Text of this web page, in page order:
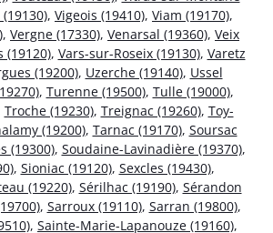
, Vigeois (19410), Viam (19170),
, Vergne (17330), Venarsal (19360), Veix
(19120), Vars-sur-Roseix (19130), Varetz
(19200), Uzerche (19140), Ussel
, Turenne (19500), Tulle (19000),
Troche (19230), Treignac (19260), Toy-
(19200), Tarnac (19170), Soursac
(19300), Soudaine-Lavinadière (19370),
, Sioniac (19120), Sexcles (19430),
(19220), Sérilhac (19190), Sérandon
, Sarroux (19110), Sarran (19800),
, Sainte-Marie-Lapanouze (19160),